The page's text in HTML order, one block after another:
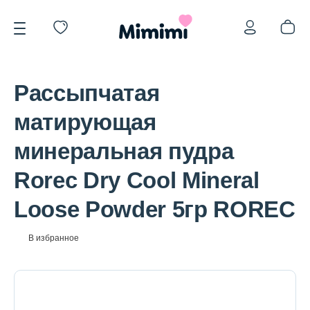
*OVERSTOCK -30%
Уход за лицом
Рассыпчатая
матирующая
минеральная пудра
Rorec Dry Cool Mineral
Loose Powder 5гр ROREC
В избранное